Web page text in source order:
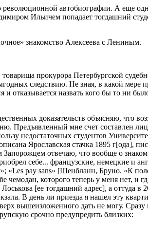
автобиографии. А еще
Ильичем попадает тогдашний
знакомство Алексеева с Лениным.
прокурора Петербургской
следствию. Не зная, в какой мере
и отказывается назвать кого бы то ни
доказательств объясняю, что
Предъявленный мне счет составлен
недостаточных студентов
Ярославская стачка 1895 г[ода],
отвечаю, что вообще о
себе... французские, немецкие и
«Les pay sans» [Шенбланн, Бруно. «К
чемодан, которого теперь у меня нет, и
[ее тогдашний адрес], а оттуда в
В день ли приезда я нашел эту
вышеизложенного дать не могу.
срочно предупредить близких: